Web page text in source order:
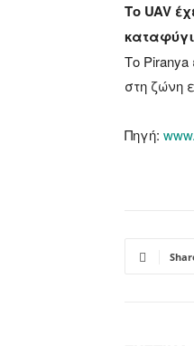
Το UAV
Το
στη ζώνη
Πηγή: